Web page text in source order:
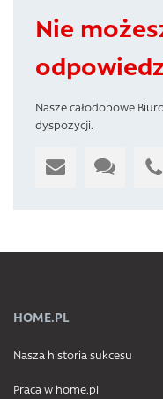
Nie
Nasze całodobowe
dyspozycji.
HOME.PL
Nasza historia sukcesu
Praca w home.pl